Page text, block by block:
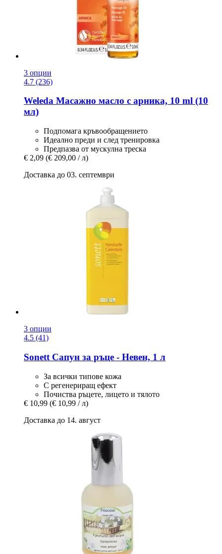
3 опции
4.7 (236)
Weleda Масажно масло с арника, 10 ml (10
мл)
Подпомага кръвообращението
Идеално преди и след тренировка
Предпазва от мускулна треска
€ 2,09 (€ 209,00 / л)
Доставка до 03. септември
3 опции
4.5 (41)
Sonett Сапун за ръце -​ Невен, 1 л
За всички типове кожа
С регенериращ ефект
Почиства ръцете, лицето и тялото
€ 10,99 (€ 10,99 / л)
Доставка до 14. август